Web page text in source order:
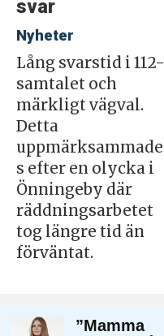
svar
Nyheter
Lång svarstid i 112-
samtalet och
märkligt vägval.
Detta
uppmärksammade
s efter en olycka i
Önningeby där
räddningsarbetet
tog längre tid än
förväntat.